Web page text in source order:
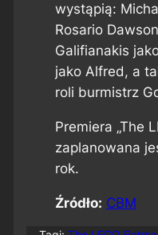
wystąpią:
Rosario
Galifianakis
jako Alfred, a
roli burmistrz
Premiera „The
zaplanowana
rok.
Źródło: CBM